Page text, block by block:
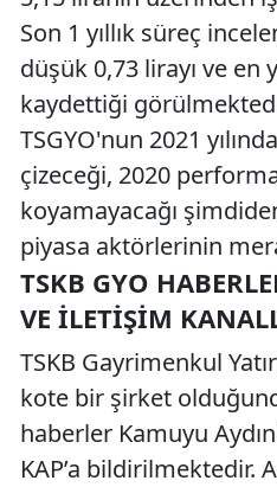
Son 1 yıllık süreç
düşük 0,73 lirayı ve en
kaydettiği
TSGYO'nun 2021
çizeceği, 2020
koyamayacağı
piyasa aktörlerinin
TSKB GYO
VE İLETIŞIM
TSKB Gayrimenkul
kote bir şirket
haberler Kamuyu
KAP’a bildirilmektedir.